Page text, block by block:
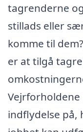
tagrenderne
stillads eller
komme til
er at tilgå
Vejrforholdene
indflydelse på,